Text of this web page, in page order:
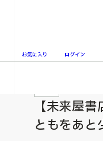
お気に入り ログイン
【未来屋
ともをあと